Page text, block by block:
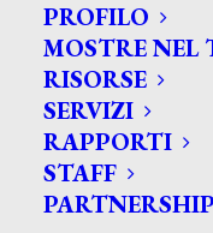
PROFILO
MOSTRE NEL
RISORSE
SERVIZI
RAPPORTI
STAFF
PARTNERSHIP
CERCA TRA
Search
for: